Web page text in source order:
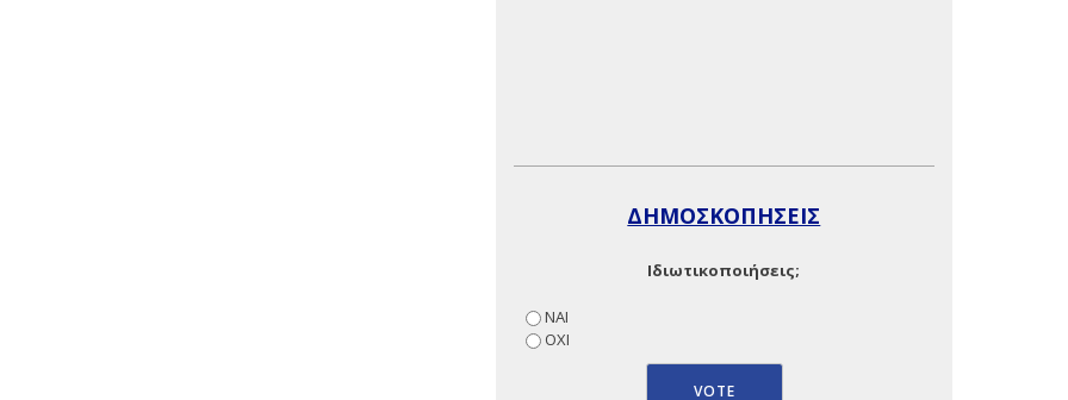
ΔΗΜΟΣΚΟΠΗΣΕΙΣ
Ιδιωτικοποιήσεις;
ΝΑΙ
ΟΧΙ